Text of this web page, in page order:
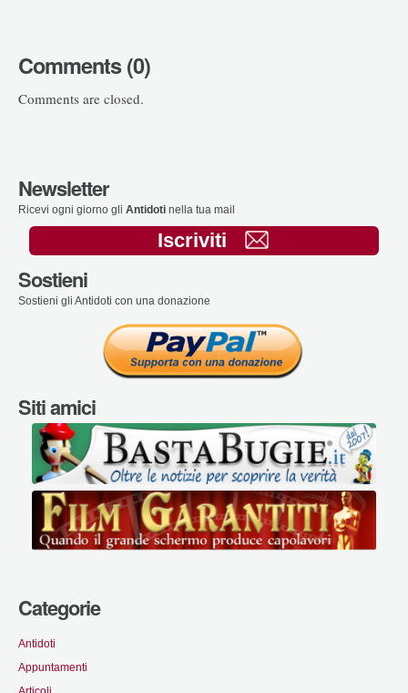
Comments (0)
Comments are closed.
Newsletter
Ricevi ogni giorno gli Antidoti nella tua mail
Iscriviti
Sostieni
Sostieni gli Antidoti con una donazione
Siti amici
Categorie
Antidoti
Appuntamenti
Articoli